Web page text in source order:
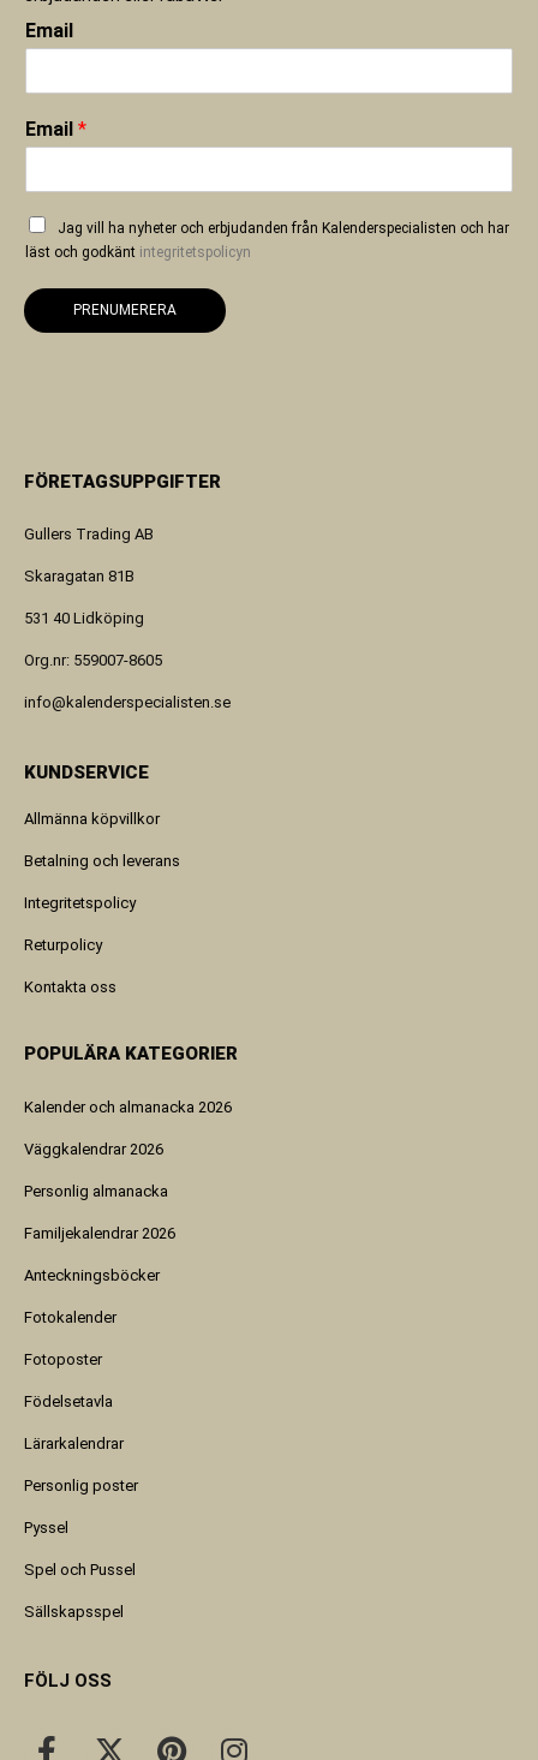
Email
Email *
Jag vill ha nyheter och erbjudanden från Kalenderspecialisten och har
läst och godkänt integritetspolicyn
PRENUMERERA
FÖRETAGSUPPGIFTER
Gullers Trading AB
Skaragatan 81B
531 40 Lidköping
Org.nr: 559007-8605
info@kalenderspecialisten.se
KUNDSERVICE
Allmänna köpvillkor
Betalning och leverans
Integritetspolicy
Returpolicy
Kontakta oss
POPULÄRA KATEGORIER
Kalender och almanacka 2026
Väggkalendrar 2026
Personlig almanacka
Familjekalendrar 2026
Anteckningsböcker
Fotokalender
Fotoposter
Födelsetavla
Lärarkalendrar
Personlig poster
Pyssel
Spel och Pussel
Sällskapsspel
FÖLJ OSS